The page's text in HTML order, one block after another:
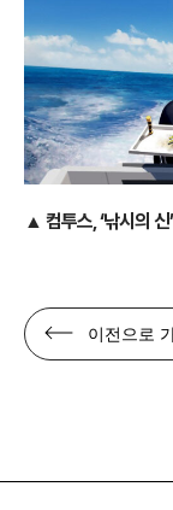
▲ 컴투스, ‘낚시의
이전으로